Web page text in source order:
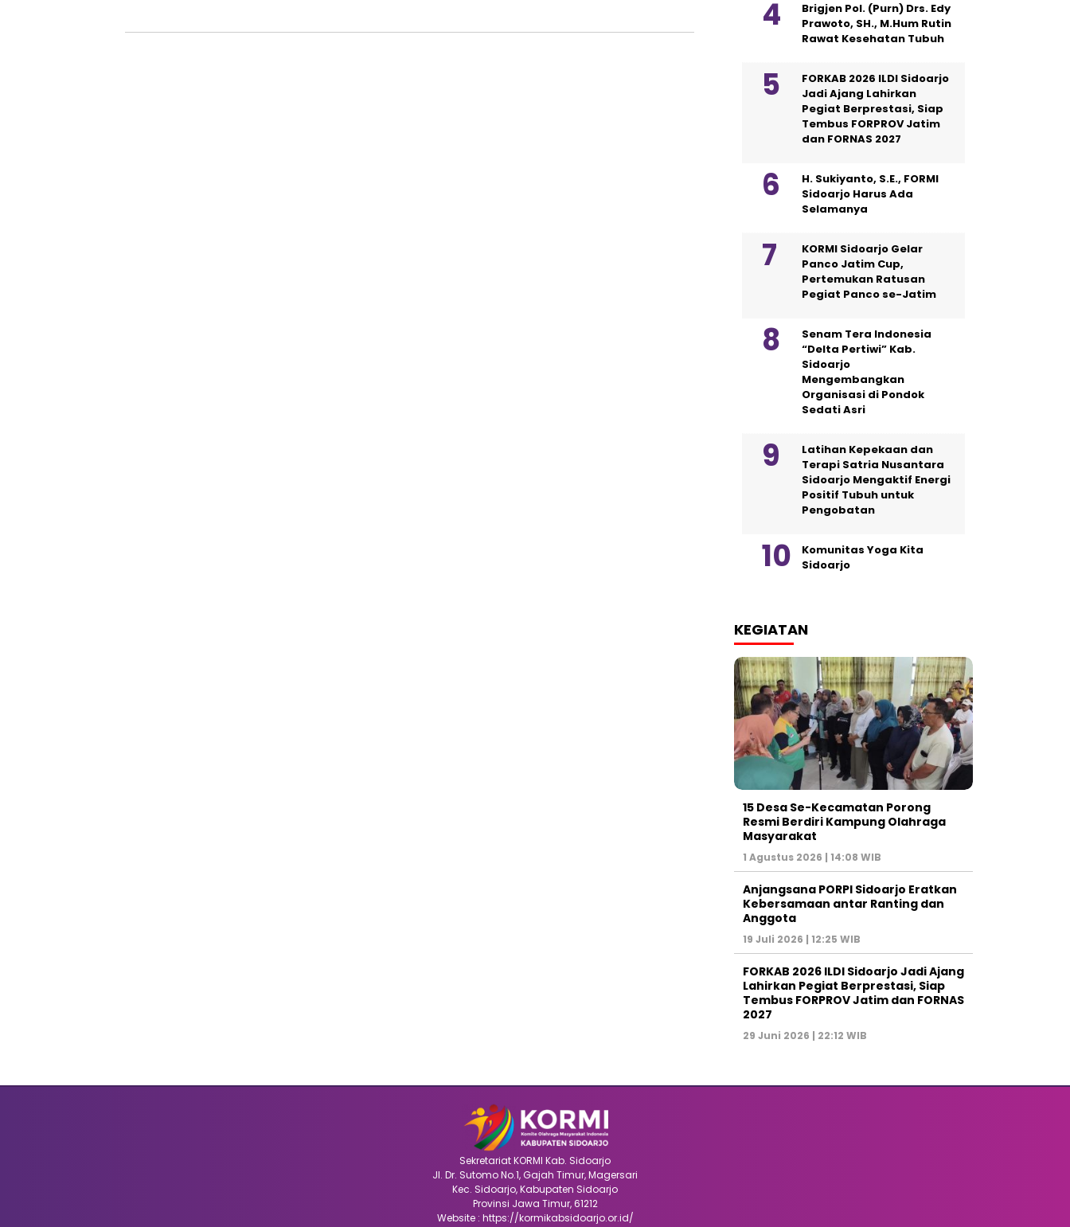
Brigjen Pol. (Purn) Drs. Edy
Prawoto, SH., M.Hum Rutin
Rawat Kesehatan Tubuh
FORKAB 2026 ILDI Sidoarjo
Jadi Ajang Lahirkan
Pegiat Berprestasi, Siap
Tembus FORPROV Jatim
dan FORNAS 2027
H. Sukiyanto, S.E., FORMI
Sidoarjo Harus Ada
Selamanya
KORMI Sidoarjo Gelar
Panco Jatim Cup,
Pertemukan Ratusan
Pegiat Panco se-Jatim
Senam Tera Indonesia
“Delta Pertiwi” Kab.
Sidoarjo
Mengembangkan
Organisasi di Pondok
Sedati Asri
Latihan Kepekaan dan
Terapi Satria Nusantara
Sidoarjo Mengaktif Energi
Positif Tubuh untuk
Pengobatan
Komunitas Yoga Kita
Sidoarjo
KEGIATAN
15 Desa Se-Kecamatan Porong
Resmi Berdiri Kampung Olahraga
Masyarakat
1 Agustus 2026 | 14:08 WIB
Anjangsana PORPI Sidoarjo Eratkan
Kebersamaan antar Ranting dan
Anggota
19 Juli 2026 | 12:25 WIB
FORKAB 2026 ILDI Sidoarjo Jadi Ajang
Lahirkan Pegiat Berprestasi, Siap
Tembus FORPROV Jatim dan FORNAS
2027
29 Juni 2026 | 22:12 WIB
Sekretariat KORMI Kab. Sidoarjo
Jl. Dr. Sutomo No.1, Gajah Timur, Magersari
Kec. Sidoarjo, Kabupaten Sidoarjo
Provinsi Jawa Timur, 61212
Website : https://kormikabsidoarjo.or.id/